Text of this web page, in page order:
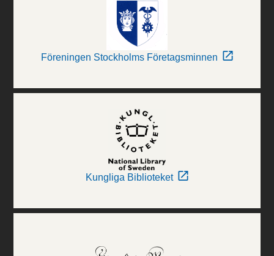
Föreningen Stockholms Företagsminnen
Kungliga Biblioteket